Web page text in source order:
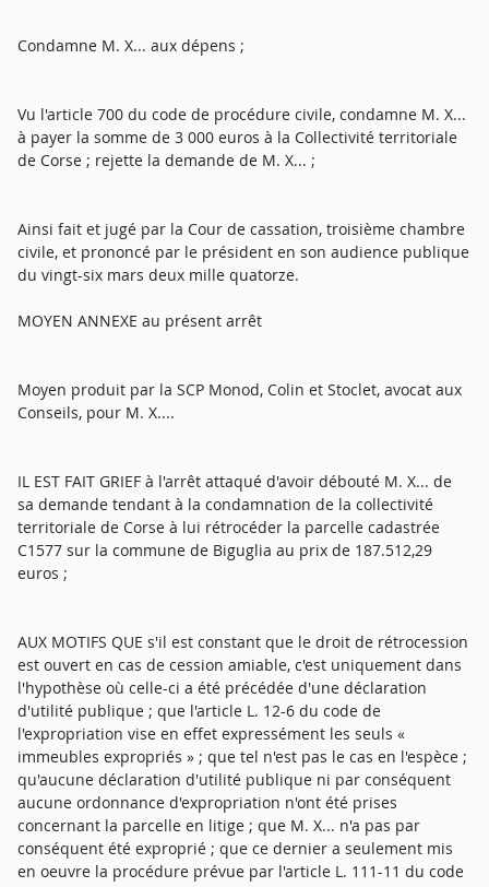
Condamne M. X... aux dépens ;
Vu l'article 700 du code de procédure civile, condamne M. X...
à payer la somme de 3 000 euros à la Collectivité territoriale
de Corse ; rejette la demande de M. X... ;
Ainsi fait et jugé par la Cour de cassation, troisième chambre
civile, et prononcé par le président en son audience publique
du vingt-six mars deux mille quatorze.
MOYEN ANNEXE au présent arrêt
Moyen produit par la SCP Monod, Colin et Stoclet, avocat aux
Conseils, pour M. X....
IL EST FAIT GRIEF à l'arrêt attaqué d'avoir débouté M. X... de
sa demande tendant à la condamnation de la collectivité
territoriale de Corse à lui rétrocéder la parcelle cadastrée
C1577 sur la commune de Biguglia au prix de 187.512,29
euros ;
AUX MOTIFS QUE s'il est constant que le droit de rétrocession
est ouvert en cas de cession amiable, c'est uniquement dans
l'hypothèse où celle-ci a été précédée d'une déclaration
d'utilité publique ; que l'article L. 12-6 du code de
l'expropriation vise en effet expressément les seuls «
immeubles expropriés » ; que tel n'est pas le cas en l'espèce ;
qu'aucune déclaration d'utilité publique ni par conséquent
aucune ordonnance d'expropriation n'ont été prises
concernant la parcelle en litige ; que M. X... n'a pas par
conséquent été exproprié ; que ce dernier a seulement mis
en oeuvre la procédure prévue par l'article L. 111-11 du code